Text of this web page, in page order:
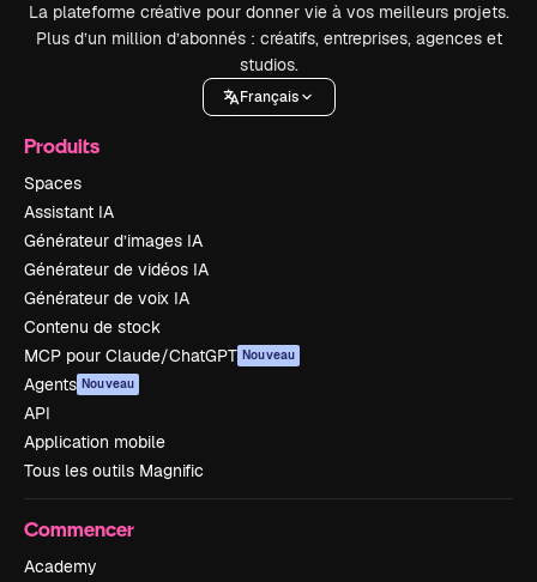
La plateforme créative pour donner vie à vos meilleurs projets.
Plus d’un million d’abonnés : créatifs, entreprises, agences et
studios.
Français
Produits
Spaces
Assistant IA
Générateur d’images IA
Générateur de vidéos IA
Générateur de voix IA
Contenu de stock
MCP pour Claude/ChatGPT Nouveau
Agents Nouveau
API
Application mobile
Tous les outils Magnific
Commencer
Academy